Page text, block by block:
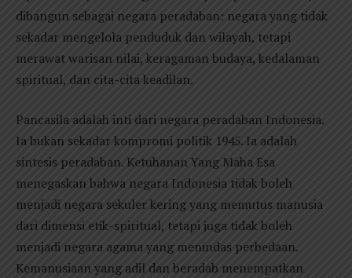
dibangun sebagai negara peradaban: negara yang tidak
sekadar mengelola penduduk dan wilayah, tetapi
merawat warisan nilai, keragaman budaya, kedalaman
spiritual, dan cita-cita keadilan.
Pancasila adalah inti dari negara peradaban Indonesia.
Ia bukan sekadar kompromi politik 1945. Ia adalah
sintesis peradaban. Ketuhanan Yang Maha Esa
menegaskan bahwa negara Indonesia tidak boleh
menjadi negara sekuler kering yang memutus manusia
dari dimensi etik-spiritual, tetapi juga tidak boleh
menjadi negara agama yang menindas perbedaan.
Kemanusiaan yang adil dan beradab menempatkan